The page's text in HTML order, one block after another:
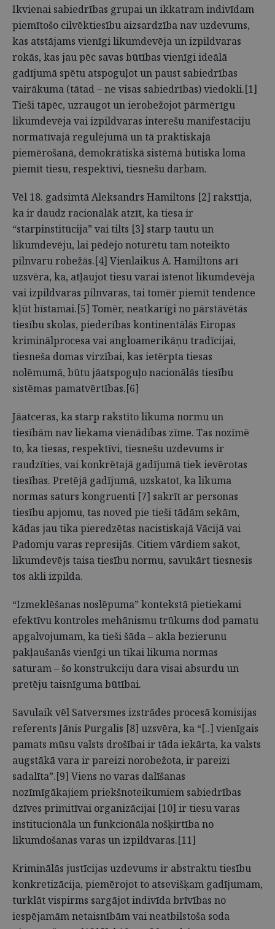
Ikvienai sabiedrības grupai un ikkatram indivīdam
piemītošo cilvēktiesību aizsardzība nav uzdevums,
kas atstājams vienīgi likumdevēja un izpildvaras
rokās, kas jau pēc savas būtības vienīgi ideālā
gadījumā spētu atspoguļot un paust sabiedrības
vairākuma (tātad – ne visas sabiedrības) viedokli.[1]
Tieši tāpēc, uzraugot un ierobežojot pārmērīgu
likumdevēja vai izpildvaras interešu manifestāciju
normatīvajā regulējumā un tā praktiskajā
piemērošanā, demokrātiskā sistēmā būtiska loma
piemīt tiesu, respektīvi, tiesnešu darbam.
Vēl 18. gadsimtā Aleksandrs Hamiltons [2] rakstīja,
ka ir daudz racionālāk atzīt, ka tiesa ir
“starpinstitūcija” vai tilts [3] starp tautu un
likumdevēju, lai pēdējo noturētu tam noteikto
pilnvaru robežās.[4] Vienlaikus A. Hamiltons arī
uzsvēra, ka, atļaujot tiesu varai īstenot likumdevēja
vai izpildvaras pilnvaras, tai tomēr piemīt tendence
kļūt bīstamai.[5] Tomēr, neatkarīgi no pārstāvētās
tiesību skolas, piederības kontinentālās Eiropas
kriminālprocesa vai angloamerikāņu tradīcijai,
tiesneša domas virzībai, kas ietērpta tiesas
nolēmumā, būtu jāatspoguļo nacionālās tiesību
sistēmas pamatvērtības.[6]
Jāatceras, ka starp rakstīto likuma normu un
tiesībām nav liekama vienādības zīme. Tas nozīmē
to, ka tiesas, respektīvi, tiesnešu uzdevums ir
raudzīties, vai konkrētajā gadījumā tiek ievērotas
tiesības. Pretējā gadījumā, uzskatot, ka likuma
normas saturs kongruenti [7] sakrīt ar personas
tiesību apjomu, tas noved pie tieši tādām sekām,
kādas jau tika pieredzētas nacistiskajā Vācijā vai
Padomju varas represijās. Citiem vārdiem sakot,
likumdevējs taisa tiesību normu, savukārt tiesnesis
tos akli izpilda.
“Izmeklēšanas noslēpuma” kontekstā pietiekami
efektīvu kontroles mehānismu trūkums dod pamatu
apgalvojumam, ka tieši šāda – akla bezierunu
pakļaušanās vienīgi un tikai likuma normas
saturam – šo konstrukciju dara visai absurdu un
pretēju taisnīguma būtībai.
Savulaik vēl Satversmes izstrādes procesā komisijas
referents Jānis Purgalis [8] uzsvēra, ka “[..] vienīgais
pamats mūsu valsts drošībai ir tāda iekārta, ka valsts
augstākā vara ir pareizi norobežota, ir pareizi
sadalīta”.[9] Viens no varas dalīšanas
nozīmīgākajiem priekšnoteikumiem sabiedrības
dzīves primitīvai organizācijai [10] ir tiesu varas
institucionāla un funkcionāla nošķirtība no
likumdošanas varas un izpildvaras.[11]
Kriminālās justīcijas uzdevums ir abstraktu tiesību
konkretizācija, piemērojot to atsevišķam gadījumam,
turklāt vispirms sargājot indivīda brīvības no
iespējamām netaisnībām vai neatbilstoša soda